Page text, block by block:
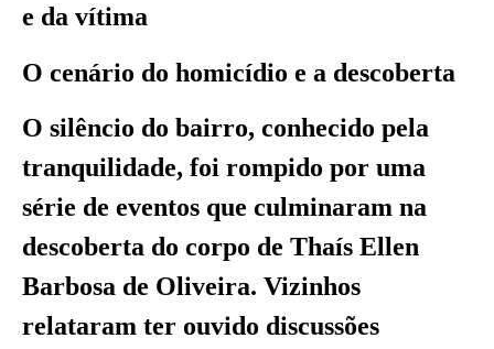
e da vítima
O cenário do homicídio e a descoberta
O silêncio do bairro, conhecido pela
tranquilidade, foi rompido por uma
série de eventos que culminaram na
descoberta do corpo de Thaís Ellen
Barbosa de Oliveira. Vizinhos
relataram ter ouvido discussões